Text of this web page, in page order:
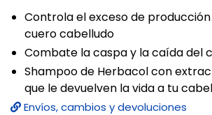
Controla el exceso de
cuero cabelludo
Combate la caspa y la caída del
Shampoo de Herbacol con
que le devuelven la vida a tu
Envíos, cambios y devoluciones